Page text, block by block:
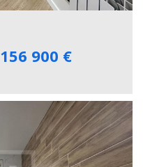
156 900 €